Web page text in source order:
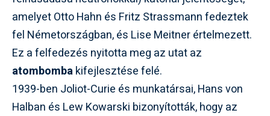
amelyet Otto Hahn és Fritz Strassmann fedeztek
fel Németországban, és Lise Meitner értelmezett.
Ez a felfedezés nyitotta meg az utat az
atombombakifejlesztése felé.
1939-ben Joliot-Curie és munkatársai, Hans von
Halban és Lew Kowarski bizonyították, hogy az